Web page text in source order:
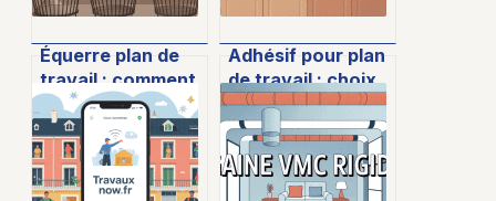
Équerre plan de
travail : comment
choisir et poser
ce support
invisible
Adhésif pour plan
de travail : choix,
pose et astuces
pour un résultat
durable